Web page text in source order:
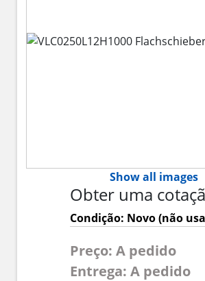
Show all images
Obter uma
Condição: Novo (não
Preço: A pedido
Entrega: A pedido